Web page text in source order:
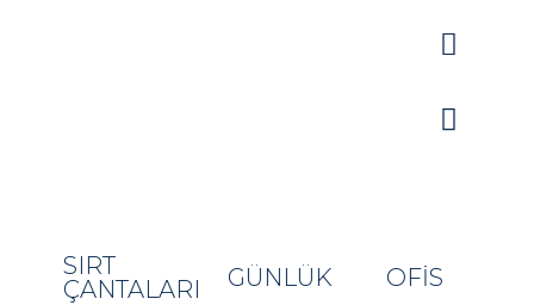


SIRT
ÇANTALARI
GÜNLÜK OFIS